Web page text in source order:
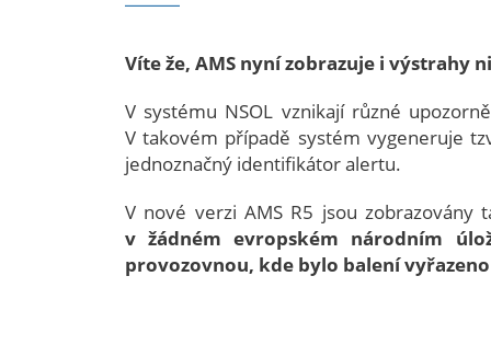
Víte že, AMS nyní zobrazuje i výstrahy
V systému NSOL vznikají různé
V takovém případě systém vygeneruje
jednoznačný identifikátor alertu.
V nové verzi AMS R5 jsou zobrazovány
v žádném evropském národním
provozovnou, kde bylo balení vyřazeno